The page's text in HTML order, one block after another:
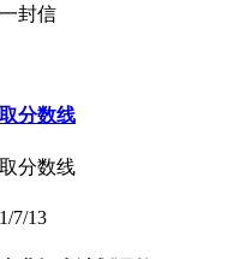
封信
分数线
分数线
7/13